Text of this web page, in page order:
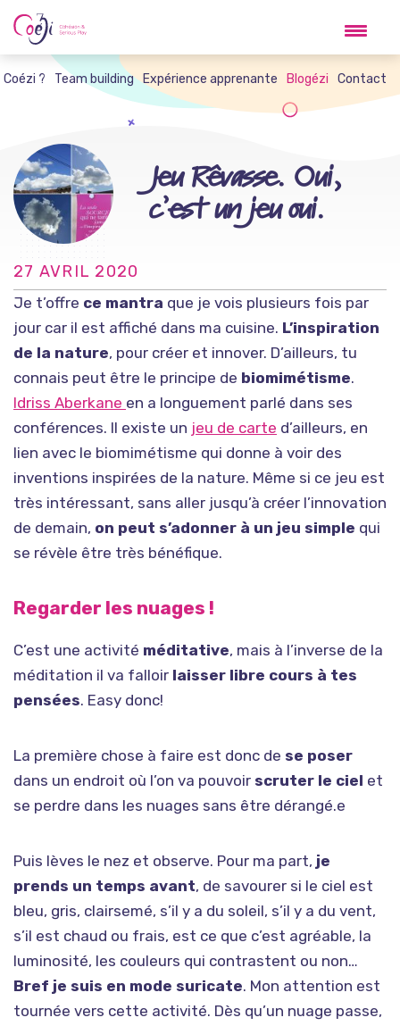
Skip
to
content
? Team building Expérience apprenante Blogézi Contact
Jeu Rêvasse. Oui,
c’est un jeu oui.
27 AVRIL 2020
Je t’offre ce mantra que je vois plusieurs fois par
jour car il est affiché dans ma cuisine. L’inspiration
de la nature, pour créer et innover. D’ailleurs, tu
connais peut être le principe de biomimétisme.
Idriss Aberkane en a longuement parlé dans ses
conférences. Il existe un jeu de carte d’ailleurs, en
lien avec le biomimétisme qui donne à voir des
inventions inspirées de la nature. Même si ce jeu est
très intéressant, sans aller jusqu’à créer l’innovation
de demain, on peut s’adonner à un jeu simple qui
se révèle être très bénéfique.
Regarder les nuages !
C’est une activité méditative, mais à l’inverse de la
méditation il va falloir laisser libre cours à tes
pensées. Easy donc!
La première chose à faire est donc de se poser
dans un endroit où l’on va pouvoir scruter le ciel et
se perdre dans les nuages sans être dérangé.e
Puis lèves le nez et observe. Pour ma part, je
prends un temps avant, de savourer si le ciel est
bleu, gris, clairsemé, s’il y a du soleil, s’il y a du vent,
s’il est chaud ou frais, est ce que c’est agréable, la
luminosité, les couleurs qui contrastent ou non…
Bref je suis en mode suricate. Mon attention est
tournée vers cette activité. Dès qu’un nuage passe,